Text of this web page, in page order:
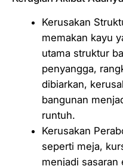
Kerusakan
memakan kayu
utama struktur
penyangga,
dibiarkan,
bangunan
runtuh.
Kerusakan
seperti meja,
menjadi sasaran